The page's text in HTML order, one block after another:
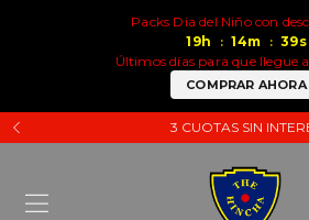
Packs Dia del Niño con
19h : 14m : 39s
Últimos días para que llegue
COMPRAR AHORA
3 CUOTAS SIN